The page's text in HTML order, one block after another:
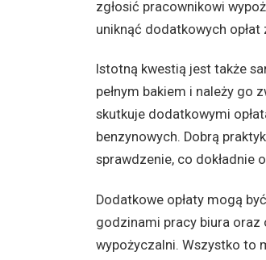
zgłosić pracownikowi
uniknąć dodatkowych opłat
Istotną kwestią jest także
pełnym bakiem i należy go
skutkuje dodatkowymi
benzynowych. Dobrą
sprawdzenie, co dokładnie
Dodatkowe opłaty mogą
godzinami pracy biura oraz
wypożyczalni. Wszystko to